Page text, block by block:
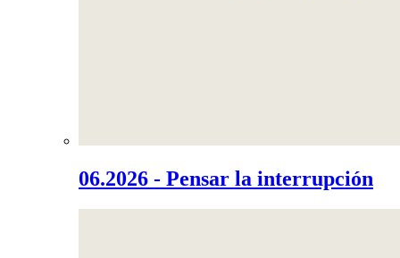
06.2026 - Pensar la interrupción